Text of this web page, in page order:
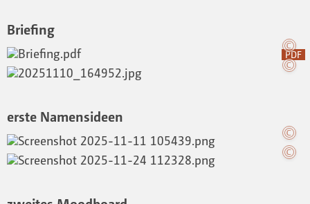
Briefing
PDF
erste Namensideen